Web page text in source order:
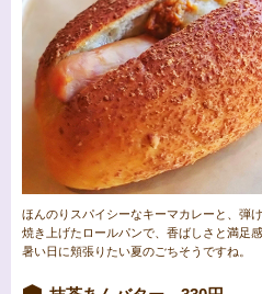
ほんのりスパイシーなキーマカレーと、弾
焼き上げたロールパンで、香ばしさと満足
暑い日に頬張りたい夏のごちそうですね。